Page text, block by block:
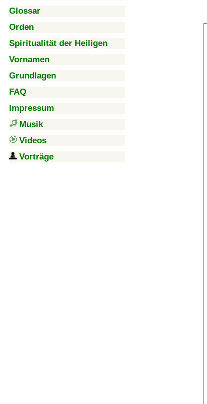
Glossar
Orden
Spiritualität der Heiligen
Vornamen
Grundlagen
FAQ
Impressum
Musik
Videos
Vorträge